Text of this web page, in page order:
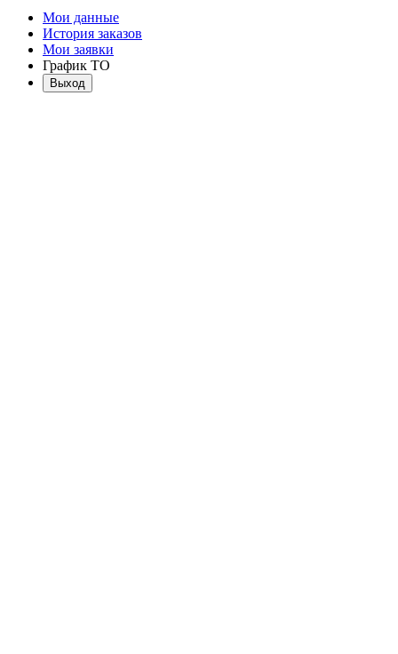
Мои данные
История заказов
Мои заявки
График ТО
Выход